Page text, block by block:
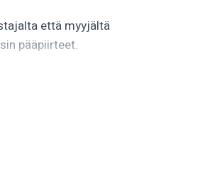
että myyjältä
pääpiirteet.